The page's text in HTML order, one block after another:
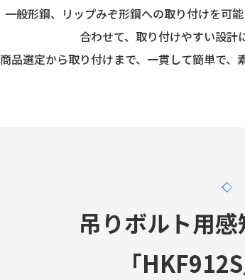
一般形鋼、リップみぞ形鋼への取り付けを可
合わせて、取り付けやすい設計
商品選定から取り付けまで、一貫して簡単で、
吊りボルト用感
「